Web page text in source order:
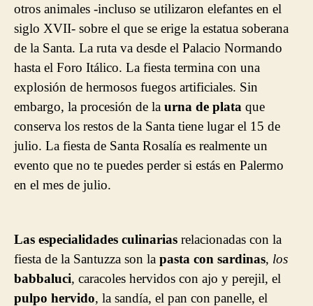
otros animales -incluso se utilizaron elefantes en el
siglo XVII- sobre el que se erige la estatua soberana
de la Santa. La ruta va desde el Palacio Normando
hasta el Foro Itálico. La fiesta termina con una
explosión de hermosos fuegos artificiales. Sin
embargo, la procesión de la urna de plata que
conserva los restos de la Santa tiene lugar el 15 de
julio. La fiesta de Santa Rosalía es realmente un
evento que no te puedes perder si estás en Palermo
en el mes de julio.
Las especialidades culinarias relacionadas con la
fiesta de la Santuzza son la pasta con sardinas, los
babbaluci, caracoles hervidos con ajo y perejil, el
pulpo hervido, la sandía, el pan con panelle, el